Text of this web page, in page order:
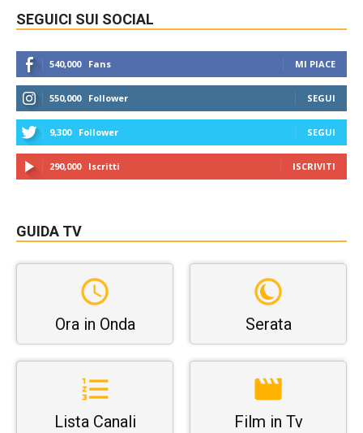
SEGUICI SUI SOCIAL
540,000 Fans MI PIACE
550,000 Follower SEGUI
9,300 Follower SEGUI
290,000 Iscritti ISCRIVITI
GUIDA TV
Ora in Onda Serata
Lista Canali Film in Tv